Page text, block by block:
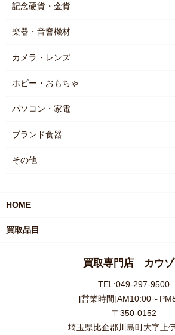
記念硬貨・金貨
楽器・音響機材
カメラ・レンズ
ホビー・おもちゃ
パソコン・家電
ブランド食器
その他
HOME
買取品目
買取専門店 カウ
TEL:049-297-9500
[営業時間]AM10:00～
〒350-0152
埼玉県比企郡川島町大字上